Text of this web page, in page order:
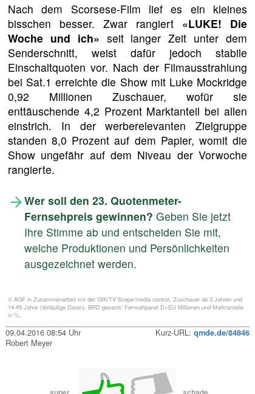
Nach dem Scorsese-Film lief es ein kleines
bisschen besser. Zwar rangiert «LUKE! Die
Woche und ich» seit langer Zeit unter dem
Senderschnitt, weist dafür jedoch stabile
Einschaltquoten vor. Nach der Filmausstrahlung
bei Sat.1 erreichte die Show mit Luke Mockridge
0,92 Millionen Zuschauer, wofür sie
enttäuschende 4,2 Prozent Marktanteil bei allen
einstrich. In der werberelevanten Zielgruppe
standen 8,0 Prozent auf dem Papier, womit die
Show ungefähr auf dem Niveau der Vorwoche
rangierte.
Wer soll den 23. Quotenmeter-
Fernsehpreis gewinnen? Geben Sie jetzt
Ihre Stimme ab und entscheiden Sie mit,
welche Produktionen und Persönlichkeiten
ausgezeichnet werden.
© AGF in Zusammenarbeit mit der GfK/TV Scope/media control. Zuschauer ab 3 Jahren und
14-49 Jahre (Vorläufige Daten), BRD gesamt/ Fernsehpanel D+EU Millionen und Marktanteile
in %.
09.04.2016 08:54 Uhr Kurz-URL: qmde.de/84846
Robert Meyer